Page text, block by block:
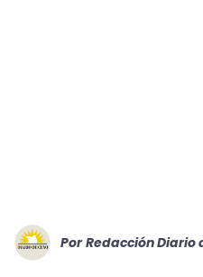
Por Redacción Diario